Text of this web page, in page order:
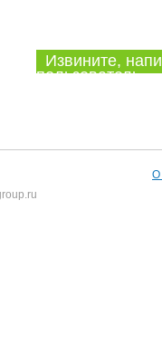
Извините,
пользователь.
О